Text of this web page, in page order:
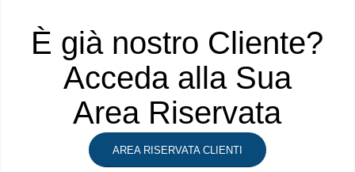
È già nostro Cliente?
Acceda alla Sua
Area Riservata
AREA RISERVATA CLIENTI